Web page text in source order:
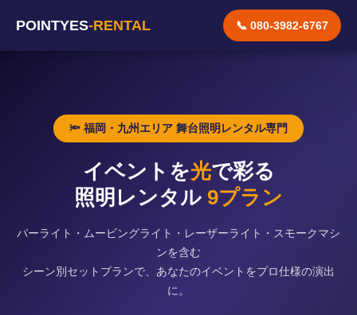
POINTYES-RENTAL 📞 080-3982-6767
🔦 福岡・九州エリア 舞台照明レンタル専門
イベントを光で彩る
照明レンタル 9プラン
パーライト・ムービングライト・レーザーライト・スモークマシ
ンを含む
シーン別セットプランで、あなたのイベントをプロ仕様の演出
に。